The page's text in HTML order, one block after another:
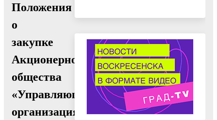
Положения
о
закупке
Акционерного
общества
«Управляющая
организация